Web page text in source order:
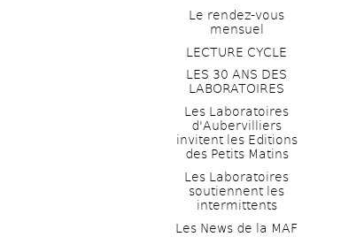
Le rendez-vous
mensuel
LECTURE CYCLE
LES 30 ANS DES
LABORATOIRES
Les Laboratoires
d'Aubervilliers
invitent les Editions
des Petits Matins
Les Laboratoires
soutiennent les
intermittents
Les News de la MAF